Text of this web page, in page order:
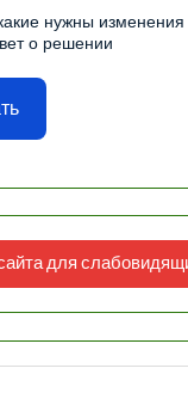
нужны изменения
о решении
для